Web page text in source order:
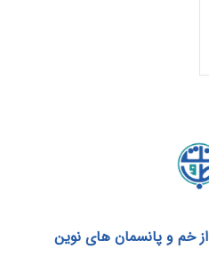
خم و پانسمان های نوین